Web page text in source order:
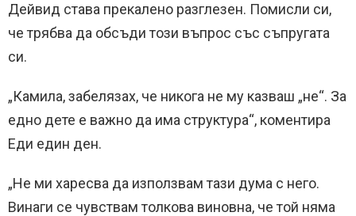
Дейвид става прекалено разглезен. Помисли си,
че трябва да обсъди този въпрос със съпругата
си.
„Камила, забелязах, че никога не му казваш „не“. За
едно дете е важно да има структура“, коментира
Еди един ден.
„Не ми харесва да използвам тази дума с него.
Винаги се чувствам толкова виновна, че той няма